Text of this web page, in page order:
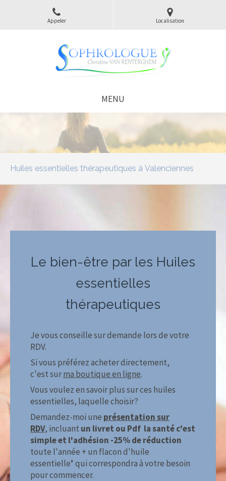
Appeler Localisation
MENU
Huiles essentielles thérapeutiques à Valenciennes
Le bien-être par les Huiles
essentielles
thérapeutiques
Je vous conseille sur demande lors de votre
RDV.
Si vous préférez acheter directement,
c'est surma boutique en ligne.
Vous voulez en savoir plus sur ces huiles
essentielles, laquelle choisir?
Demandez-moi une présentation sur
RDV, incluant un livret ou Pdf la santé c'est
simple et l'adhésion -25% de réduction
toute l'année + un flacon d'huile
essentielle* qui correspondra à votre besoin
pour commencer.